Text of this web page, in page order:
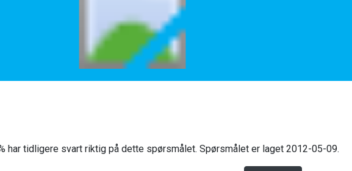
har tidligere svart riktig på dette spørsmålet. Spørsmålet er laget 2012-05-09.